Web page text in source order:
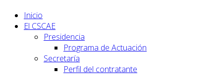
Inicio
El CSCAE
Presidencia
Programa de Actuación
Secretaría
Perfil del contratante